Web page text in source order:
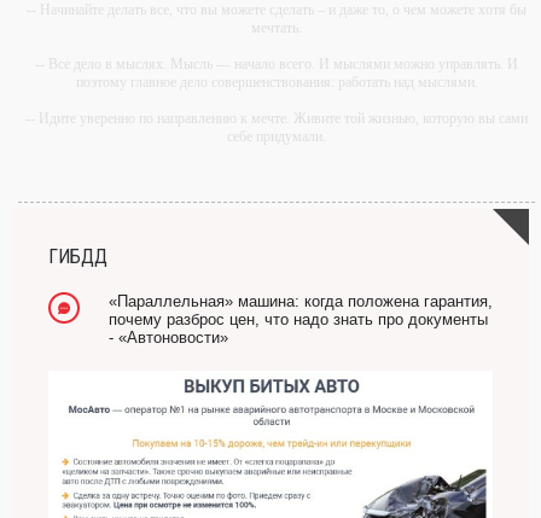
-- Начинайте делать все, что вы можете сделать – и даже то, о чем можете хотя бы
мечтать.
-- Все дело в мыслях. Мысль — начало всего. И мыслями можно управлять. И
поэтому главное дело совершенствования: работать над мыслями.
-- Идите уверенно по направлению к мечте. Живите той жизнью, которую вы сами
себе придумали.
-- Лучшее, что можно сделать с хорошим советом, это пропустить его мимо ушей.
Он никогда не бывает полезен никому, кроме того, кто его дал.
ГИБДД
«Параллельная» машина: когда положена гарантия,
почему разброс цен, что надо знать про документы
- «Автоновости»